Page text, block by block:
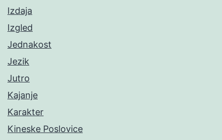
Izdaja
Izgled
Jednakost
Jezik
Jutro
Kajanje
Karakter
Kineske Poslovice